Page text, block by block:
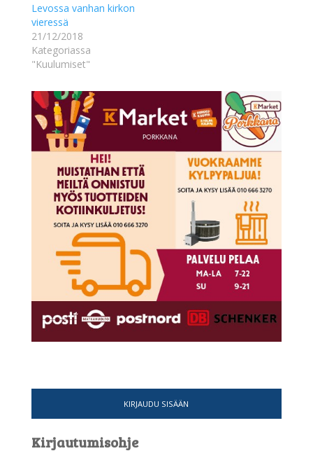
Levossa vanhan kirkon
vieressä
21/12/2018
Kategoriassa
"Kuulumiset"
KIRJAUDU SISÄÄN
Kirjautumisohje